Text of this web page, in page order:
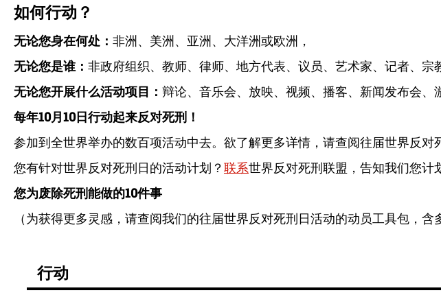
如何行动？
无论您身在何处： 非洲、美洲、亚洲、大洋洲或欧洲，
无论您是谁： 非政府组织、教师、律师、地方代表、议员、艺术家、记者、宗
无论您开展什么活动项目： 辩论、音乐会、放映、视频、播客、新闻发布会
每年10月10日行动起来反对死刑！
参加到全世界举办的数百项活动中去。欲了解更多详情，请查阅往届世界反对
您有针对世界反对死刑日的活动计划？ 联系世界反对死刑联盟，告知我们您计
您为废除死刑能做的10件事
（为获得更多灵感，请查阅我们的往届世界反对死刑日活动的动员工具包，含
行动